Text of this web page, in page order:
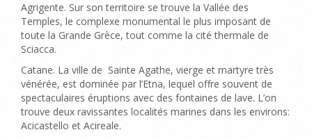
Agrigente. Sur son territoire se trouve la Vallée des
Temples, le complexe monumental le plus imposant de
toute la Grande Grèce, tout comme la cité thermale de
Sciacca.
Catane. La ville de Sainte Agathe, vierge et martyre très
vénérée, est dominée par l’Etna, lequel offre souvent de
spectaculaires éruptions avec des fontaines de lave. L’on
trouve deux ravissantes localités marines dans les environs:
Acicastello et Acireale.